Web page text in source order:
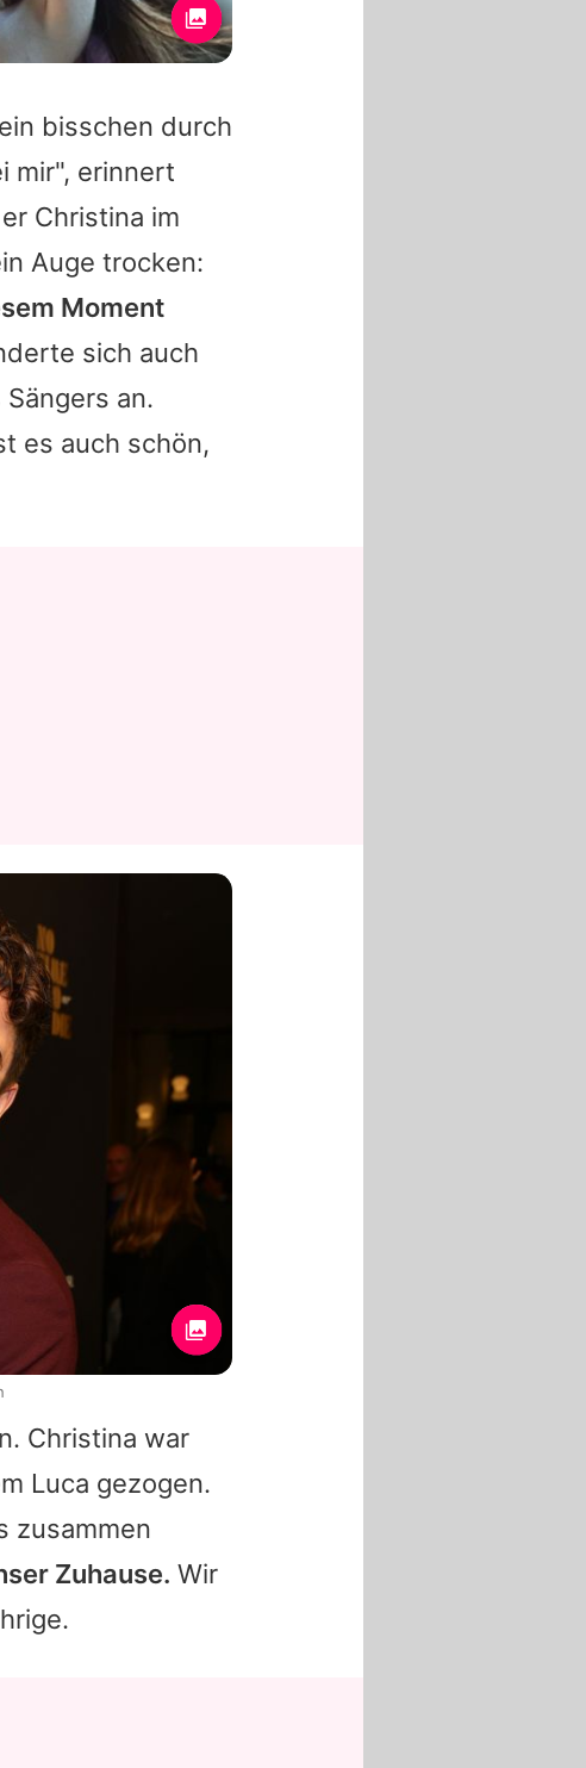
bisschen durch
mir", erinnert
Christina im
Auge trocken:
Moment
sich auch
an.
es auch schön,
Christina war
Luca gezogen.
zusammen
Zuhause. Wir